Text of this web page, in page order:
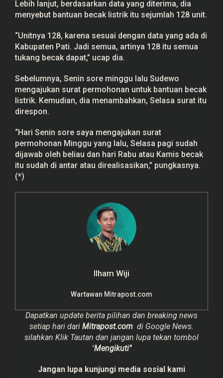
Lebih lanjut, berdasarkan data yang diterima, dia
menyebut bantuan becak listrik itu sejumlah 128 unit.
“Unitnya 128, karena sesuai dengan data yang ada di
Kabupaten Pati. Jadi semua, artinya 128 itu semua
tukang becak dapat,” ucap dia.
Sebelumnya, Senin sore minggu lalu Sudewo
mengajukan surat permohonan untuk bantuan becak
listrik. Kemudian, dia menambahkan, Selasa surat itu
direspon.
“Hari Senin sore saya mengajukan surat
permohonan Minggu yang lalu, Selasa pagi sudah
dijawab oleh beliau dan hari Rabu atau Kamis becak
itu sudah di antar atau direalisasikan,” pungkasnya.
(*)
Ilham Wiji
Wartawan Mitrapost.com
Dapatkan update berita pilihan dan breaking news
setiap hari dari Mitrapost.com di Google News.
silahkan Klik Tautan dan jangan lupa tekan tombol
"Mengikuti"
Jangan lupa kunjungi media sosial kami